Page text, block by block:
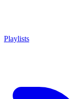
Playlists